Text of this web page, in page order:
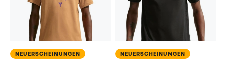
NEUERSCHEINUNGEN NEUERSCHEINUNGEN